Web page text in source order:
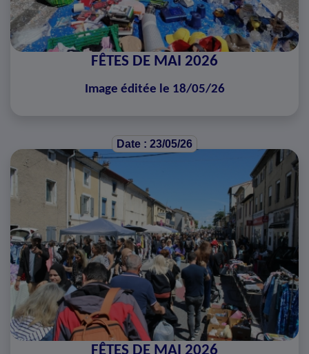
FÊTES DE MAI 2026
Image éditée le 18/05/26
Date : 23/05/26
FÊTES DE MAI 2026